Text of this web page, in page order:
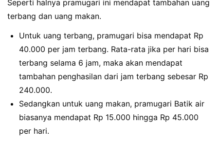
Seperti halnya pramugari ini mendapat tambahan uang
terbang dan uang makan.
Untuk uang terbang, pramugari bisa mendapat Rp
40.000 per jam terbang. Rata-rata jika per hari bisa
terbang selama 6 jam, maka akan mendapat
tambahan penghasilan dari jam terbang sebesar Rp
240.000.
Sedangkan untuk uang makan, pramugari Batik air
biasanya mendapat Rp 15.000 hingga Rp 45.000
per hari.